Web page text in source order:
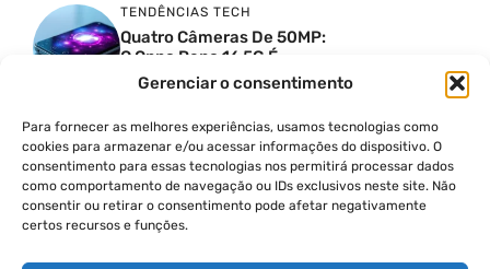
Gerenciar o consentimento
Para fornecer as melhores experiências, usamos tecnologias como
cookies para armazenar e/ou acessar informações do dispositivo. O
consentimento para essas tecnologias nos permitirá processar dados
como comportamento de navegação ou IDs exclusivos neste site. Não
consentir ou retirar o consentimento pode afetar negativamente
certos recursos e funções.
TENDÊNCIAS TECH
Quatro Câmeras De 50MP:
O Oppo Reno 16 5G É
Absurdo
Comparativo De
Especificações Entre O
Vivo X300 Ultra E O
Samsung Galaxy S26 Ultra
PRODUTIVIDADE DIGITAL
Instagram